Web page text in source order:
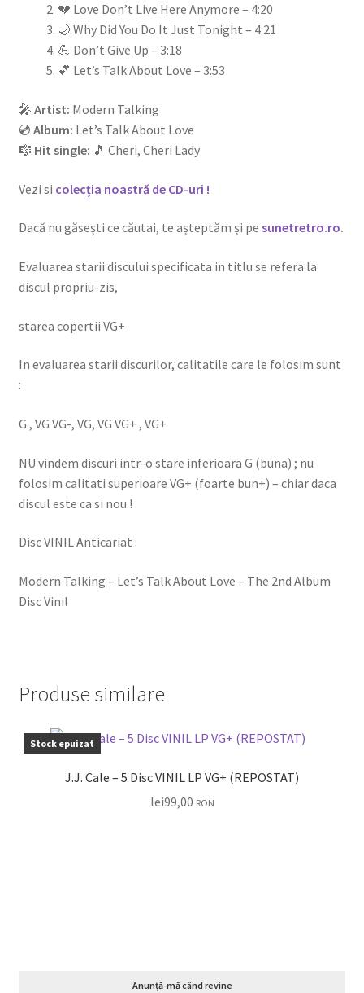
💔 Love Don’t Live Here Anymore – 4:20
🌙 Why Did You Do It Just Tonight – 4:21
💪 Don’t Give Up – 3:18
💕 Let’s Talk About Love – 3:53
🎤 Artist: Modern Talking
💿 Album: Let’s Talk About Love
🎼 Hit single: 🎵 Cheri, Cheri Lady
Vezi si colecția noastră de CD-uri !
Dacă nu găsești ce căutai, te așteptăm și pe sunetretro.ro.
Evaluarea starii discului specificata in titlu se refera la
discul propriu-zis,
starea copertii VG+
In evaluarea starii discurilor, calitatile care le folosim sunt
:
G , VG VG-, VG, VG VG+ , VG+
NU vindem discuri intr-o stare inferioara G (buna) ; nu
folosim calitati superioare VG+ (foarte bun+) – chiar daca
discul este ca si nou !
Disc VINIL Anticariat :
Modern Talking – Let’s Talk About Love – The 2nd Album
Disc Vinil
Produse similare
Stock epuizat
J.J. Cale – 5 Disc VINIL LP VG+ (REPOSTAT)
lei99,00 RON
Anunță-mă când revine